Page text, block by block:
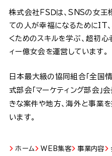
株式会社ＦＳＤは、SNSの女王
ての人が幸福になるためにIT
くためのスキルを学ぶ、超初
ィー億女会を運営しています。
日本最大級の協同組合「全国
式部会「マーケティング部会」
きな案件や地方、海外と事業
います。
ホーム WEB集客 事業内容